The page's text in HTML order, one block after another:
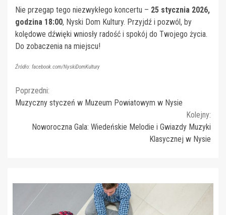
Nie przegap tego niezwykłego koncertu – 25 stycznia 2026,
godzina 18:00, Nyski Dom Kultury. Przyjdź i pozwól, by
kolędowe dźwięki wniosły radość i spokój do Twojego życia.
Do zobaczenia na miejscu!
Źródło: facebook.com/NyskiDomKultury
Continue
Reading
Poprzedni:
Muzyczny styczeń w Muzeum Powiatowym w Nysie
Kolejny:
Noworoczna Gala: Wiedeńskie Melodie i Gwiazdy Muzyki
Klasycznej w Nysie